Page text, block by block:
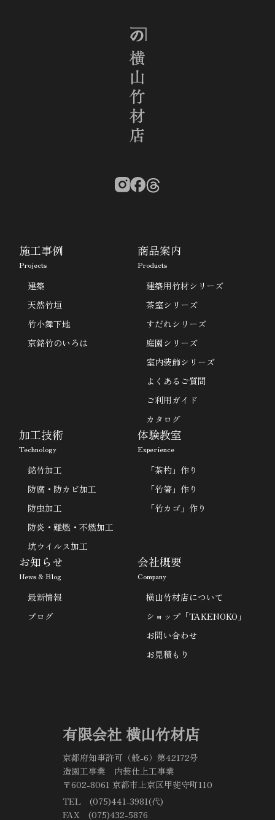
有限会社 横山竹材店
京都府知事許可（般-6）第42172号
造園工事業 内装仕上工事業
〒602-8061 京都市上京区甲斐守町110
TEL (075)441-3981(代)
FAX (075)432-5876
施工事例
Projects
建築
天然竹垣
竹小舞下地
京銘竹のいろは
商品案内
Products
建築用竹材シリーズ
茶室シリーズ
すだれシリーズ
庭園シリーズ
室内装飾シリーズ
よくあるご質問
ご利用ガイド
カタログ
加工技術
Technology
銘竹加工
防腐・防カビ加工
防虫加工
防炎・難燃・不燃加工
坑ウイルス加工
体験教室
Experience
「茶杓」作り
「竹箸」作り
「竹カゴ」作り
お知らせ
News & Blog
最新情報
ブログ
会社概要
Company
横山竹材店について
ショップ「TAKENOKO」
お問い合わせ
お見積もり